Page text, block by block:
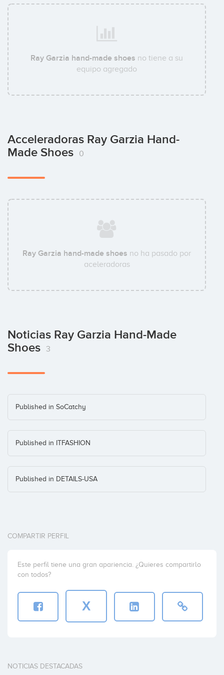
Ray Garzia hand-made shoes no tiene a su
equipo agregado
Acceleradoras Ray Garzia Hand-
Made Shoes
0
Ray Garzia hand-made shoes no ha pasado por
aceleradoras
Noticias Ray Garzia Hand-Made
Shoes
3
Published in SoCatchy
Published in ITFASHION
Published in DETAILS-USA
COMPARTIR PERFIL
Este perfil tiene una gran apariencia. ¿Quieres compartirlo
con todos?
X
NOTICIAS DESTACADAS